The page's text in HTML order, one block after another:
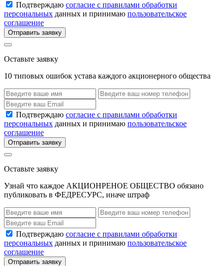
Подтверждаю согласие с правилами обработки
персональных данных и принимаю пользовательское
соглашение
Отправить заявку
Оставьте заявку
10 типовых ошибок устава каждого акционерного общества
Подтверждаю согласие с правилами обработки
персональных данных и принимаю пользовательское
соглашение
Отправить заявку
Оставьте заявку
Узнай что каждое АКЦИОНРЕНОЕ ОБЩЕСТВО обязано
публиковать в ФЕДРЕСУРС, иначе штраф
Подтверждаю согласие с правилами обработки
персональных данных и принимаю пользовательское
соглашение
Отправить заявку